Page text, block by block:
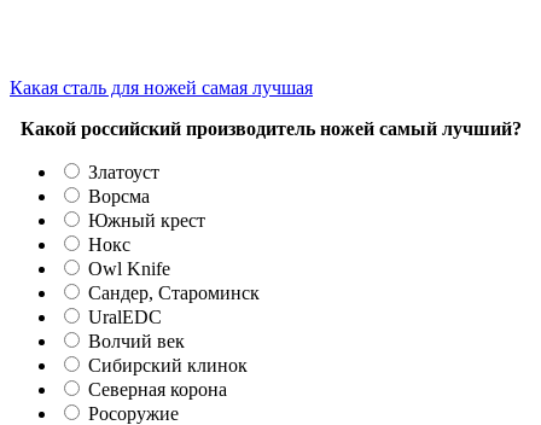
Какая сталь для ножей самая лучшая
Какой российский производитель ножей самый лучший?
Златоуст
Ворсма
Южный крест
Нокс
Owl Knife
Сандер, Староминск
UralEDC
Волчий век
Сибирский клинок
Северная корона
Росоружие